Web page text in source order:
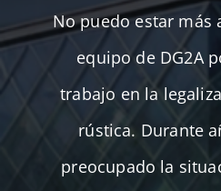
No puedo estar más
equipo de DG2A
trabajo en la
rústica. Durante
preocupado la